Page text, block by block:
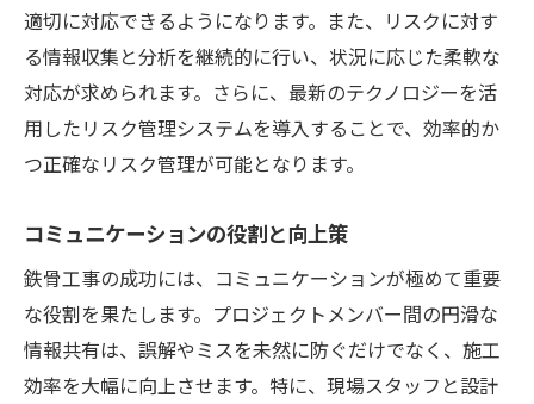
適切に対応できるようになります。また、リスクに対す
る情報収集と分析を継続的に行い、状況に応じた柔軟な
対応が求められます。さらに、最新のテクノロジーを活
用したリスク管理システムを導入することで、効率的か
つ正確なリスク管理が可能となります。
コミュニケーションの役割と向上策
鉄骨工事の成功には、コミュニケーションが極めて重要
な役割を果たします。プロジェクトメンバー間の円滑な
情報共有は、誤解やミスを未然に防ぐだけでなく、施工
効率を大幅に向上させます。特に、現場スタッフと設計